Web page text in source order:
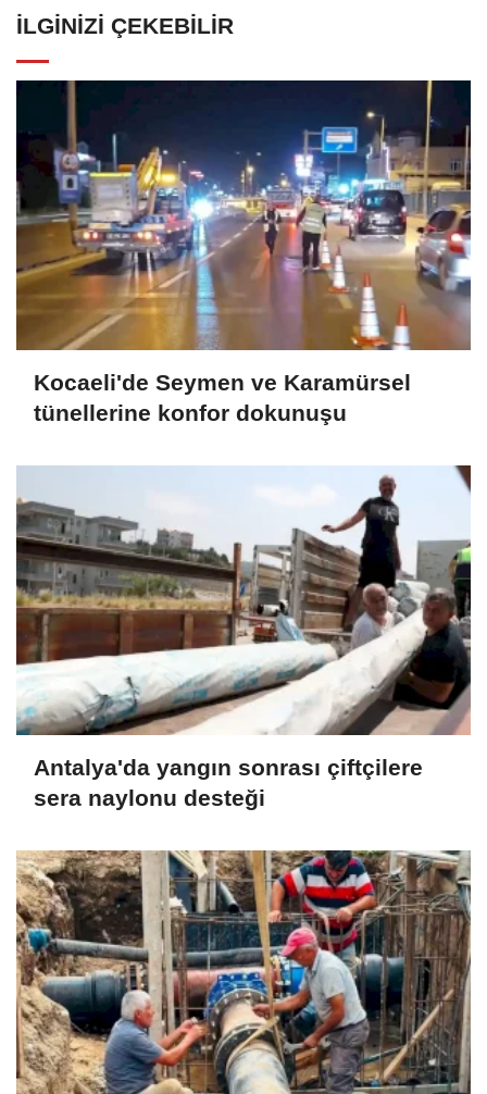
İLGINIZI ÇEKEBILIR
Kocaeli'de Seymen ve Karamürsel
tünellerine konfor dokunuşu
Antalya'da yangın sonrası çiftçilere
sera naylonu desteği